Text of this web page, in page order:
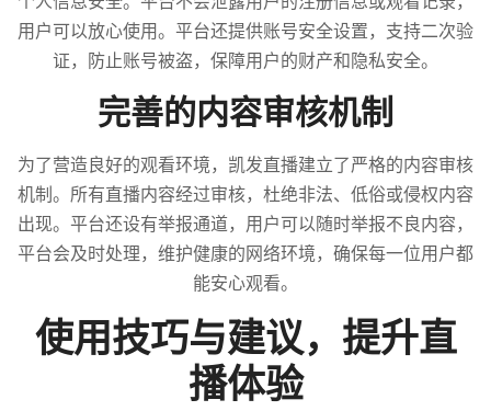
用户可以放心使用。平台还提供账号安全设置，支持二次验
证，防止账号被盗，保障用户的财产和隐私安全。
完善的内容审核机制
为了营造良好的观看环境，凯发直播建立了严格的内容审核
机制。所有直播内容经过审核，杜绝非法、低俗或侵权内容
出现。平台还设有举报通道，用户可以随时举报不良内容，
平台会及时处理，维护健康的网络环境，确保每一位用户都
能安心观看。
使用技巧与建议，提升直
播体验